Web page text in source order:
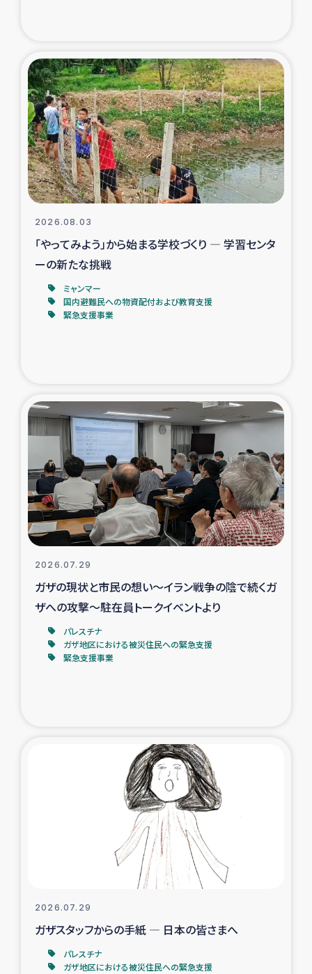
漁民によるマングローブ植林活動
レバノンでのシリア難民への食糧・越冬支援
レバノンにおける緊急支援
レバノンでのシリア難民への教育支援事業
レバノンでのシリア難民・レバノン人への農業支援
海外ルーツの市民との共生
神原ゼミxパルシック
仮設住宅生活支援・農業復興支援
漁業復興支援
インターン・ボランティア日誌
経済自立支援事業
ガザ空爆被災者への食料支援と農家生産支援
ガザ地区における羊の畜産支援
ガザ地区酪農を通した女性グループの生計支援
ふりかけ普及と食生活改善による栄養改善事業
フェアトレード事業
緊急支援事業
女性の生計向上を通じた子どもの栄養改善事業
民際教育
食べる
2026.08.03
「やってみよう」から始まる学校づくり ― 学習センタ
ーの新たな挑戦
ミャンマー
国内避難民への物資配付および教育支援
緊急支援事業
2026.07.29
ガザの現状と市民の想い～イラン戦争の陰で続くガ
ザへの攻撃～駐在員トークイベントより
パレスチナ
ガザ地区における被災住民への緊急支援
緊急支援事業
2026.07.29
ガザスタッフからの手紙 ― 日本の皆さまへ
パレスチナ
ガザ地区における被災住民への緊急支援